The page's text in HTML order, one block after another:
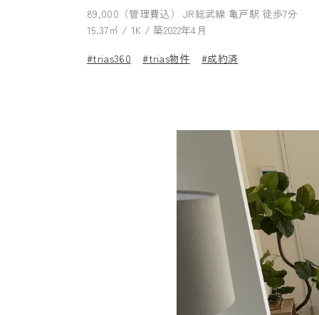
89,000（管理費込）JR総武線 亀戸駅 徒歩7分
15.37㎡ / 1K / 築2022年4月
#trias360
#trias物件 #成約済